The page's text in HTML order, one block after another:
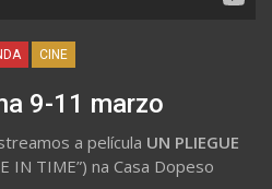
CINE
9-11 marzo
a película UN PLIEGUE
IN TIME”) na Casa Dopeso